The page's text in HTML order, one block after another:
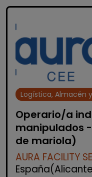
Logística, Almacén
Operario/a
manipulados
de mariola)
AURA FACILITY